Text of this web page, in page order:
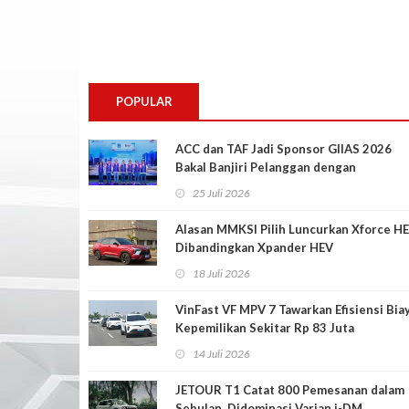
POPULAR
ACC dan TAF Jadi Sponsor GIIAS 2026
Bakal Banjiri Pelanggan dengan
25 Juli 2026
Alasan MMKSI Pilih Luncurkan Xforce
Dibandingkan Xpander HEV
18 Juli 2026
VinFast VF MPV 7 Tawarkan Efisiensi
Kepemilikan Sekitar Rp 83 Juta
14 Juli 2026
JETOUR T1 Catat 800 Pemesanan dalam